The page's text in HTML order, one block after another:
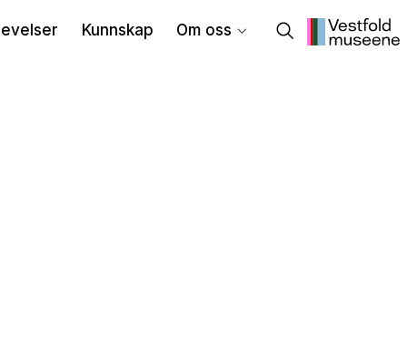
Kunnskap Om oss